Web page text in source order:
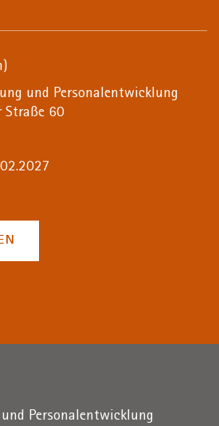
und Personalentwicklung
Straße 60
Personalentwicklung